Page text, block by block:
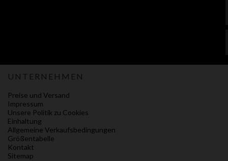
UNTERNEHMEN
Preise und Versand
Impressum
Unsere Politik zu Cookies
Einhaltung
Allgemeine Verkaufsbedingungen
Größentabelle
Kontakt
Sitemap